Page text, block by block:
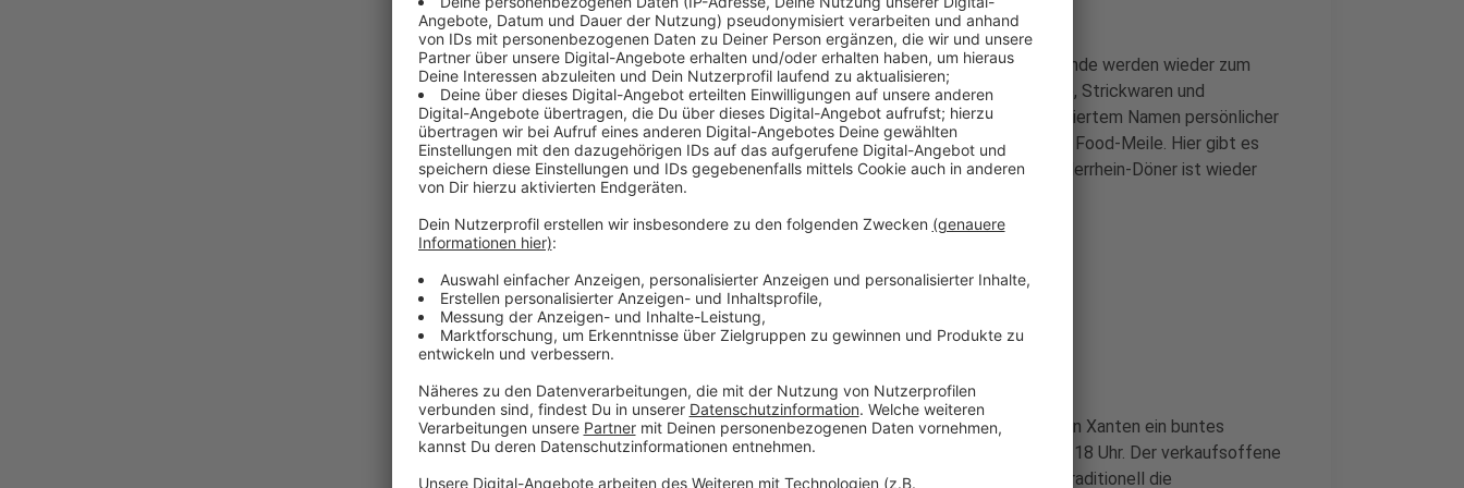
Xanten feiert am Wochenende die bunte Jahreszeit. Rund 70 Stände werden wieder zum
Herbstmarkt erwartet. Auf dem Großen Markt werden etwa Deko, Strickwaren und
Geschenkartikel angeboten. Einige davon können auch mit eingraviertem Namen persönlicher
gestaltet werden. Auf dem Kleinen Markt entsteht außerdem ein Food-Meile. Hier gibt es
Klassiker wie Reibekuchen und Burger. Und auch der beliebte Niederrhein-Döner ist wieder
dabei. Der Sonntag ist verkaufsoffen.
Stände an beiden Tagen ganztägig offen
Anzeige
Wie gewohnt gibt es gerade auch für Familien beim Herbstmarkt in Xanten ein buntes
Programm. Die Stände öffnen an beiden Tagen jeweils von 11 bis 18 Uhr. Der verkaufsoffene
Sonntag startet um 13 Uhr. Veranstalter des Herbstmarktes ist traditionell die